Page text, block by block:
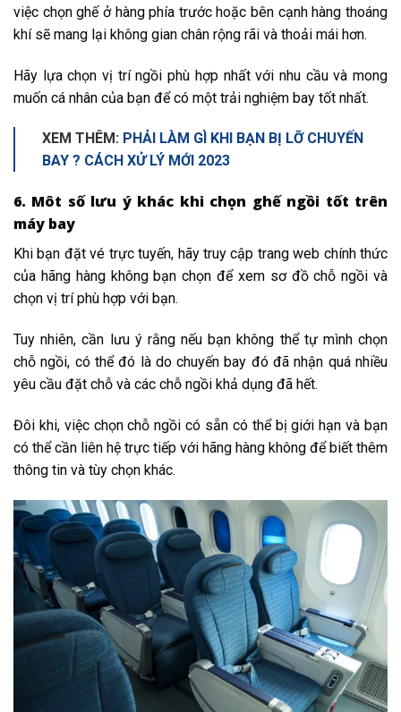
việc chọn ghế ở hàng phía trước hoặc bên cạnh hàng thoáng
khí sẽ mang lại không gian chân rộng rãi và thoải mái hơn.
Hãy lựa chọn vị trí ngồi phù hợp nhất với nhu cầu và mong
muốn cá nhân của bạn để có một trải nghiệm bay tốt nhất.
XEM THÊM: PHẢI LÀM GÌ KHI BẠN BỊ LỠ CHUYẾN
BAY ? CÁCH XỬ LÝ MỚI 2023
6. Môt số lưu ý khác khi chọn ghế ngồi tốt trên
máy bay
Khi bạn đặt vé trực tuyến, hãy truy cập trang web chính thức
của hãng hàng không bạn chọn để xem sơ đồ chỗ ngồi và
chọn vị trí phù hợp với bạn.
Tuy nhiên, cần lưu ý rằng nếu bạn không thể tự mình chọn
chỗ ngồi, có thể đó là do chuyến bay đó đã nhận quá nhiều
yêu cầu đặt chỗ và các chỗ ngồi khả dụng đã hết.
Đôi khi, việc chọn chỗ ngồi có sẵn có thể bị giới hạn và bạn
có thể cần liên hệ trực tiếp với hãng hàng không để biết thêm
thông tin và tùy chọn khác.